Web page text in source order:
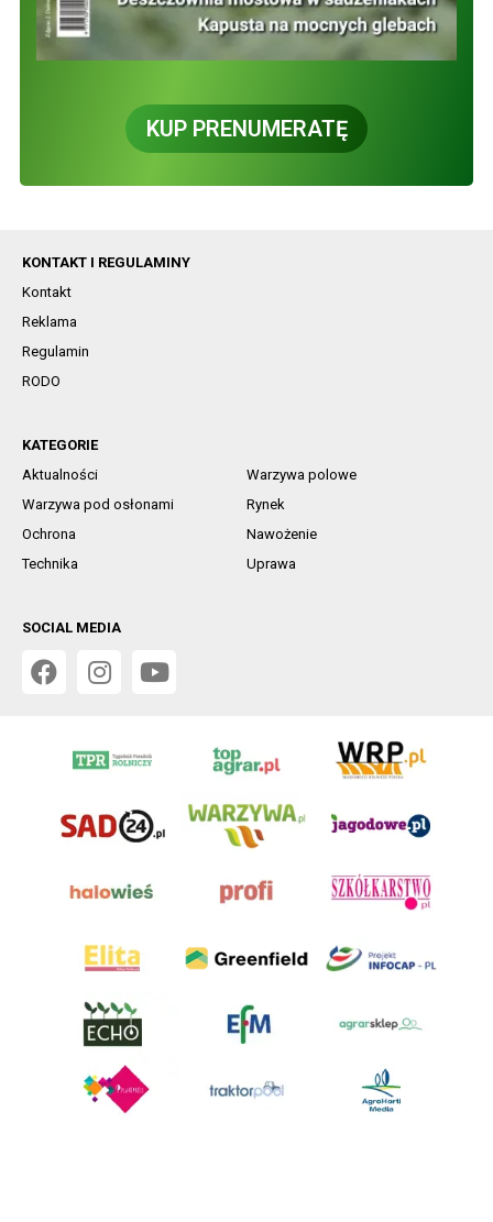
KUP PRENUMERATĘ
KONTAKT I REGULAMINY
Kontakt
Reklama
Regulamin
RODO
KATEGORIE
Aktualności
Warzywa polowe
Warzywa pod osłonami
Rynek
Ochrona
Nawożenie
Technika
Uprawa
SOCIAL MEDIA